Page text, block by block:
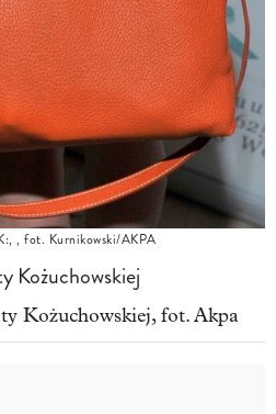
, fot. Kurnikowski/AKPA
Kożuchowskiej
Kożuchowskiej, fot. Akpa